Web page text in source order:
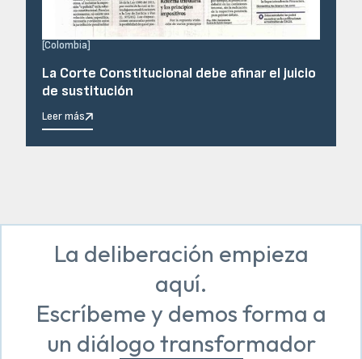
[Colombia]
La Corte Constitucional debe afinar el juicio
de sustitución
Leer más
La deliberación empieza
aquí.
Escríbeme y demos forma a
un diálogo transformador